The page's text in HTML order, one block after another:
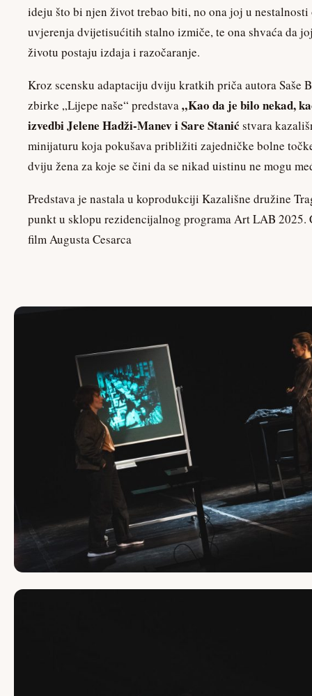
ideju što bi njen život trebao biti, no ona joj u nestalnosti
uvjerenja dvijetisućitih stalno izmiče, te ona shvaća da
životu postaju izdaja i razočaranje.
Kroz scensku adaptaciju dviju kratkih priča autora Saše
zbirke „Lijepe naše“ predstava„Kao da je bilo nekad,
izvedbi Jelene Hadži-Manev i Sare Stanić stvara
minijaturu koja pokušava približiti zajedničke bolne
dviju žena za koje se čini da se nikad uistinu ne mogu
Predstava je nastala u koprodukciji Kazališne družine
punkt u sklopu rezidencijalnog programa Art LAB 2025.
film Augusta Cesarca